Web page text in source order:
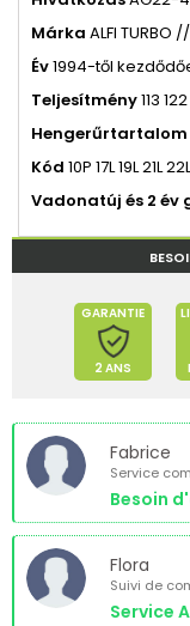
Márka ALFI TURBO
Év1994-től
Teljesítmény113 122
Hengerűrtartalom
Kód 10P 17L 19L 21L
Vadonatúj és 2 év
GARANTIE
2 ANS
Fabrice
Service
Besoin
Flora
Suivi de
Service